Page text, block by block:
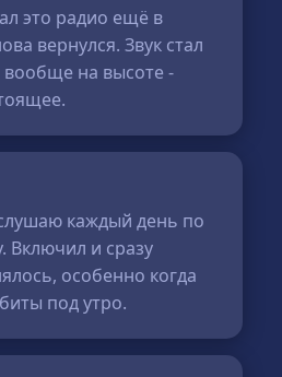
это радио ещё в
вернулся. Звук стал
вообще на высоте -
каждый день по
Включил и сразу
особенно когда
под утро.